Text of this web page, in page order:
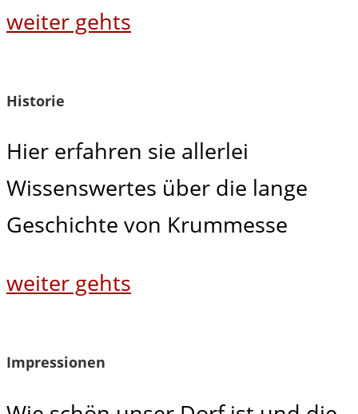
weiter gehts
Historie
Hier erfahren sie allerlei
Wissenswertes über die lange
Geschichte von Krummesse
weiter gehts
Impressionen